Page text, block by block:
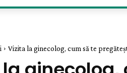
Vizita la ginecolog, cum să te